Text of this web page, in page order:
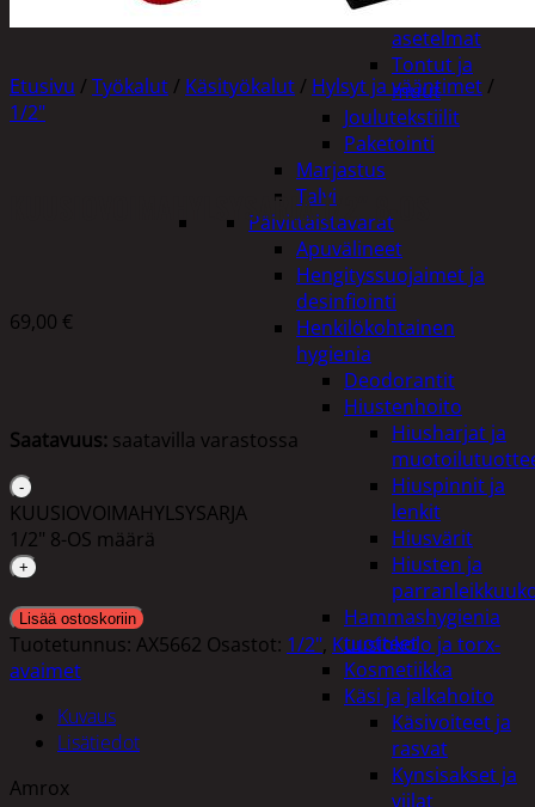
asetelmat
Tontut ja
muut
Joulutekstiilit
Paketointi
Marjastus
Talvi
Päivittäistavarat
Apuvälineet
Hengityssuojaimet ja
desinfiointi
Henkilökohtainen
hygienia
Deodorantit
Hiustenhoito
Hiusharjat ja
Hiuspinnit ja
lenkit
Hiusvärit
Hiusten ja
Hammashygienia
tuotteet
Kosmetiikka
Käsi ja jalkahoito
Käsivoiteet ja
rasvat
Kynsisakset ja
viilat
Etusivu / Työkalut / Käsityökalut / Hylsyt ja vääntimet /
1/2"
KUUSIOVOIMAHYLSYSARJA 1/2″ 8-OS
69,00 €
Saatavuus: saatavilla varastossa
KUUSIOVOIMAHYLSYSARJA
1/2" 8-OS määrä
Lisää ostoskoriin
Tuotetunnus: AX5662 Osastot: 1/2", Kuusiokolo ja torx-
avaimet
Kuvaus
Lisätiedot
Amrox